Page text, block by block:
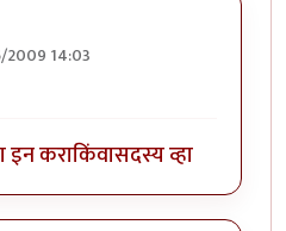
2009 14:03
इन कराकिंवासदस्य व्हा